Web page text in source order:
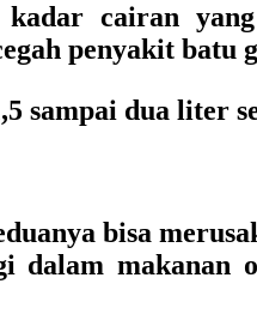
kadar cairan
penyakit batu
sampai dua liter
bisa
makanan